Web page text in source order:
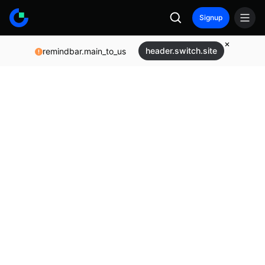
Signup
remindbar.main_to_us header.switch.site